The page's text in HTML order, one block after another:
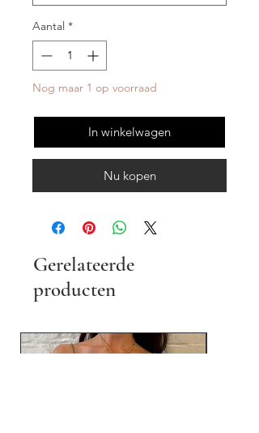
Aantal *
Nog maar 1 op voorraad
In winkelwagen
Nu kopen
Gerelateerde
producten